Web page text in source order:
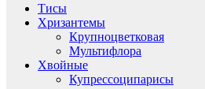
Тисы
Хризантемы
Крупноцветковая
Мультифлора
Хвойные
Купрессоципарисы